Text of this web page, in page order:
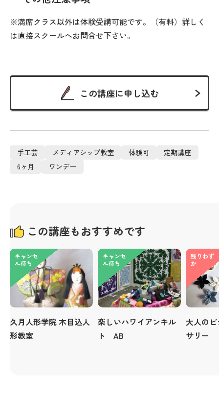
※満席クラス以外は体験受講可能です。（有料）詳しく
は直接スクールへお問合せ下さい。
この講座に申し込む
手工芸 メディアシップ教室 体験可
定期講座
6ヶ月
ワンデー
この講座もおすすめです
キャンセ
ル待ち
久月人形学院 木目込人
形教室
キャンセ
ル待ち
楽しいハワイアンキル
ト AB
残りわず
か
大人の
サリー